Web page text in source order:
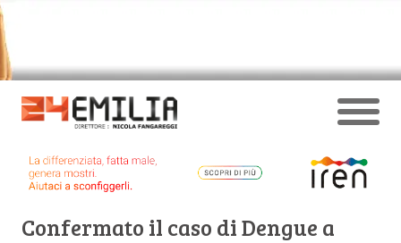
Confermato il caso di Dengue a